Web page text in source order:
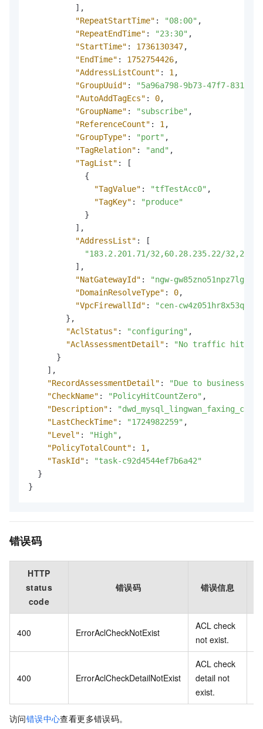
] ,
"RepeatStartTime" : "08:00" ,
"RepeatEndTime" : "23:30" ,
"StartTime" : 1736130347,
"EndTime" : 1752754426,
"AddressListCount" : 1 ,
"GroupUuid" :
"5a96a798-9b73-47f7-831e-
"AutoAddTagEcs" : 0,
"GroupName" : "subscribe" ,
"ReferenceCount" : 1 ,
"GroupType" : "port" ,
"TagRelation" : "and" ,
"TagList" :
[
{
"TagValue" : "tfTestAcc0" ,
"TagKey" :
"produce"
}
] ,
"AddressList" :
[
"183.2.201.71/32,60.28.235.22/
] ,
"NatGatewayId" :
"ngw-
"DomainResolveType" : 0,
"VpcFirewallId" :
"cen-
} ,
"AclStatus" : "configuring" ,
"AclAssessmentDetail" :
"No traffic hit
}
] ,
"RecordAssessmentDetail" :
"Due to business
"CheckName" : "PolicyHitCountZero" ,
"Description" :
"LastCheckTime" : "1724982259" ,
"Level" : "High" ,
"PolicyTotalCount" : 1 ,
"TaskId" :
"task-c92d4544ef7b6a42"
}
}
错误码
HTTP
status
code
错误码 错误信息
400 ErrorAclCheckNotExist
ACL check
not exist.
400 ErrorAclCheckDetailNotExist
ACL check
detail not
exist.
访问错误中心查看更多错误码。